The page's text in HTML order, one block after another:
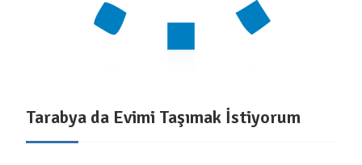
Tarabya da Evimi Taşımak İstiyorum